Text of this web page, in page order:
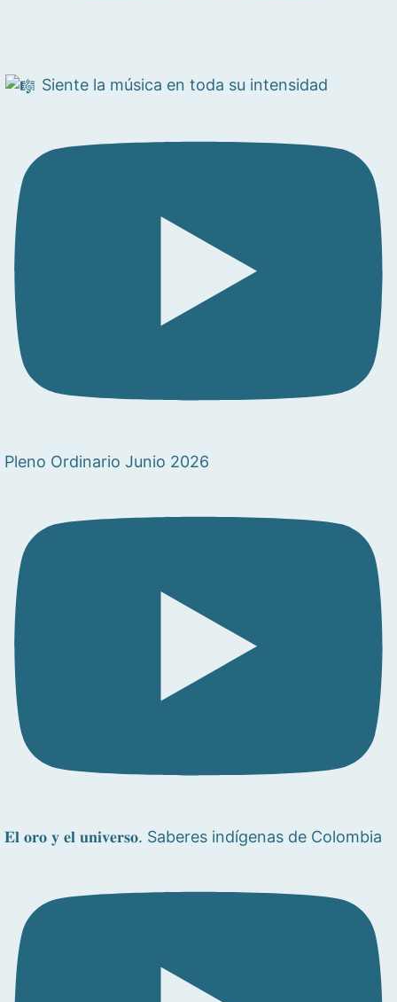
Siente la música en toda su intensidad
Pleno Ordinario Junio 2026
𝐄𝐥 𝐨𝐫𝐨 𝐲 𝐞𝐥 𝐮𝐧𝐢𝐯𝐞𝐫𝐬𝐨. Saberes indígenas de Colombia